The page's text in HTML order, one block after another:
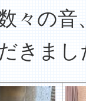
々の
きまし